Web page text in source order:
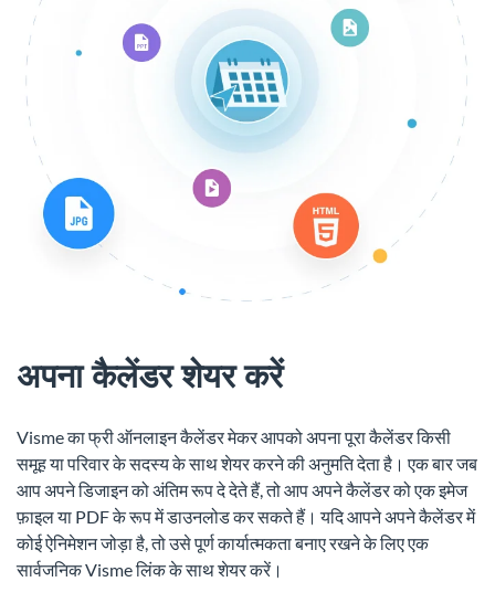
अपना कैलेंडर शेयर करें
Visme का फ्री ऑनलाइन कैलेंडर मेकर आपको अपना पूरा कैलेंडर किसी
समूह या परिवार के सदस्य के साथ शेयर करने की अनुमति देता है। एक बार जब
आप अपने डिजाइन को अंतिम रूप दे देते हैं, तो आप अपने कैलेंडर को एक इमेज
फ़ाइल या PDF के रूप में डाउनलोड कर सकते हैं। यदि आपने अपने कैलेंडर में
कोई ऐनिमेशन जोड़ा है, तो उसे पूर्ण कार्यात्मकता बनाए रखने के लिए एक
सार्वजनिक Visme लिंक के साथ शेयर करें।